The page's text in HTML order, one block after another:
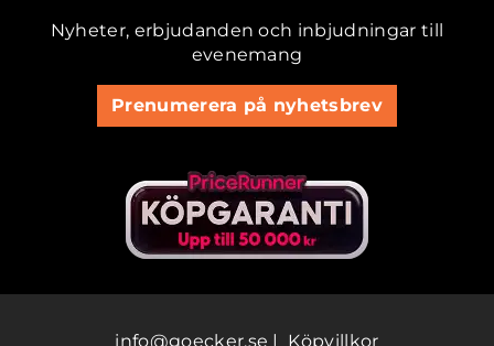
Nyheter, erbjudanden och inbjudningar till
evenemang
Prenumerera på nyhetsbrev
info@goecker.se | Köpvillkor